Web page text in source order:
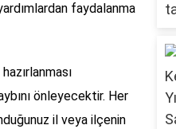
faydalanma
önleyecektir. Her
il veya ilçenin